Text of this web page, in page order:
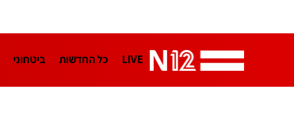
LIVE כל החדשות ביטחוני